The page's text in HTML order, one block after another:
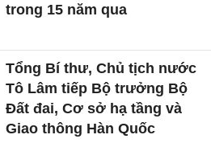
trong 15 năm qua
Tổng Bí thư, Chủ tịch nước
Tô Lâm tiếp Bộ trưởng Bộ
Đất đai, Cơ sở hạ tầng và
Giao thông Hàn Quốc